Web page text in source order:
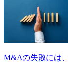
M&Aの失敗には